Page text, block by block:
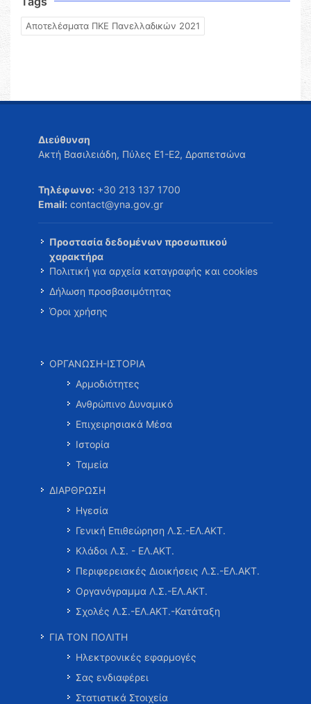
Αποτελέσματα ΠΚΕ Πανελλαδικών 2021
Διεύθυνση
Ακτή Βασιλειάδη, Πύλες Ε1-Ε2, Δραπετσώνα
Τηλέφωνο: +30 213 137 1700
Email: contact@yna.gov.gr
Προστασία δεδομένων προσωπικού
χαρακτήρα
Πολιτική για αρχεία καταγραφής και cookies
Δήλωση προσβασιμότητας
Όροι χρήσης
ΟΡΓΑΝΩΣΗ-ΙΣΤΟΡΙΑ
Αρμοδιότητες
Ανθρώπινο Δυναμικό
Επιχειρησιακά Μέσα
Ιστορία
Ταμεία
ΔΙΑΡΘΡΩΣΗ
Ηγεσία
Γενική Επιθεώρηση Λ.Σ.-ΕΛ.ΑΚΤ.
Κλάδοι Λ.Σ. - ΕΛ.ΑΚΤ.
Περιφερειακές Διοικήσεις Λ.Σ.-ΕΛ.ΑΚΤ.
Οργανόγραμμα Λ.Σ.-ΕΛ.ΑΚΤ.
Σχολές Λ.Σ.-ΕΛ.ΑΚΤ.-Κατάταξη
ΓΙΑ ΤΟΝ ΠΟΛΙΤΗ
Ηλεκτρονικές εφαρμογές
Σας ενδιαφέρει
Στατιστικά Στοιχεία